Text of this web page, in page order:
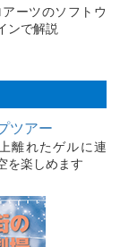
ーツのソフトウ
ンで解説
ツアー
離れたゲルに連
を楽しめます